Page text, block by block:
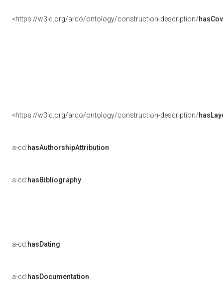
<https://w3id.org/arco/ontology/construction-description/
<https://w3id.org/arco/ontology/construction-description/
a-cd:hasAuthorshipAttribution
a-cd:hasBibliography
a-cd:hasDating
a-cd:hasDocumentation